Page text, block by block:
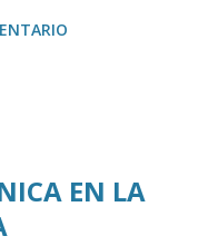
grandes bloques:
ARTICULACIÓN Cada
hacer escalas a
no es bueno (en el
EN LA